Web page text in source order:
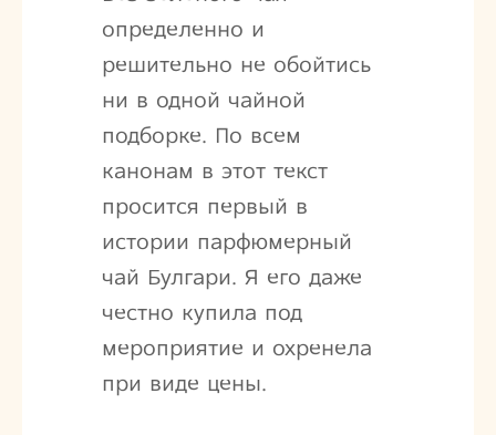
определенно и
решительно не обойтись
ни в одной чайной
подборке. По всем
канонам в этот текст
просится первый в
истории парфюмерный
чай Булгари. Я его даже
честно купила под
мероприятие и охренела
при виде цены.